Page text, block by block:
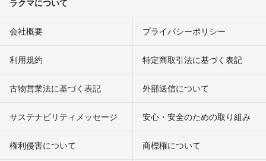
会社概要 プライバシーポリシー
利用規約 特定商取引法に基づく表記
古物営業法に基づく表記 外部送信について
サステナビリティメッセージ 安心・安全のための取り組み
権利侵害について
商標権について